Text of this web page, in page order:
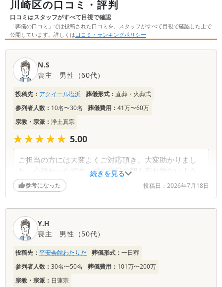
内でお布施を納めたことがある方へ「葬儀の口
コミ」のアンケートをもとに、お寺ごとに実際
に支払われた金額と内訳をご紹介します。 葬儀
やご法要などでお布施を支払われる際の参考と
して、お役立てください。
川崎区の口コミ・評判
口コミはスタッフがすべて目視で確認
「葬儀の口コミ」では投稿された口コミを、スタッフがすべて目視で確認した上で
公開しています。詳しくは口コミ・ランキングポリシー
続きを見る
N.S
喪主
男性 （60代）
投稿先： アクイール塩浜 葬儀形式： 直葬・火葬式
参列者人数： 10名〜30名 葬儀費用： 41万〜60万
宗教・宗派： 浄土真宗
★★★★★
★★★★★ 5.00
ご担当の方には大変よくご対応頂き、大変助かりまし
た。心強かったです。式の当日の朝も忘れ物ないよう
に、お電話をいただき助かりました。
いろいろ無理申し上げまして申し訳ございませんでし
皆様、良く対応して頂きました。
葬儀社からの返信コメント
この度は、お忙しい中、温かい口コミをご投稿いた
だき誠にありがとうございました。 また、ご担当
させていただいたスタッフへの過分なお褒めの言葉
参考になった 投稿日： 2026年7月18日
Y.H
喪主
男性 （50代）
投稿先： 平安会館わたりだ 葬儀形式： 一日葬
参列者人数： 30名〜50名 葬儀費用： 101万〜200万
宗教・宗派： 日蓮宗